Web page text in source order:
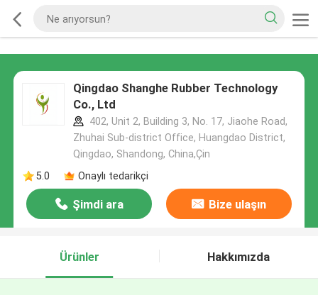
Qingdao Shanghe Rubber Technology
Co., Ltd
402, Unit 2, Building 3, No. 17, Jiaohe Road,
Zhuhai Sub-district Office, Huangdao District,
Qingdao, Shandong, China,Çin
5.0
Onaylı tedarikçi
Şimdi ara Bize ulaşın
Ürünler Hakkımızda